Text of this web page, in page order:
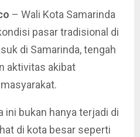
– Wali Kota Samarinda
pasar tradisional di
di Samarinda, tengah
aktivitas akibat
bukan hanya terjadi di
di kota besar seperti